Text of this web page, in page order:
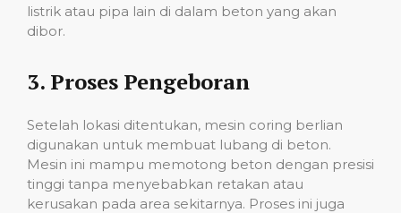
listrik atau pipa lain di dalam beton yang akan
dibor.
3. Proses Pengeboran
Setelah lokasi ditentukan, mesin coring berlian
digunakan untuk membuat lubang di beton.
Mesin ini mampu memotong beton dengan presisi
tinggi tanpa menyebabkan retakan atau
kerusakan pada area sekitarnya. Proses ini juga